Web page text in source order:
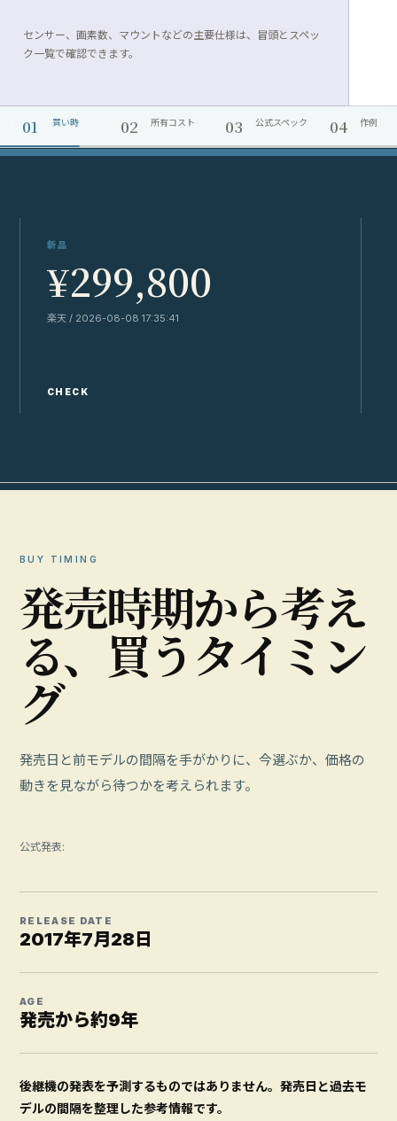
センサー、画素数、マウントなどの主要仕様は、冒頭とスペッ
ク一覧で確認できます。
01 買い時 02 所有コスト 03 公式スペック 04 作例
新品
¥299,800
楽天 / 2026-08-08 17:35:41
CHECK
BUY TIMING
発売時期から考え
る、 買うタイ ミ ン
グ
発売日と前モデルの間隔を手がかりに、今選ぶか、価格の
動きを見ながら待つかを考えられます。
公式発表:
RELEASE DATE
2017年7月28日
AGE
発売から約9年
後継機の発表を予測するものではありません。発売日と過去モ
デルの間隔を整理した参考情報です。